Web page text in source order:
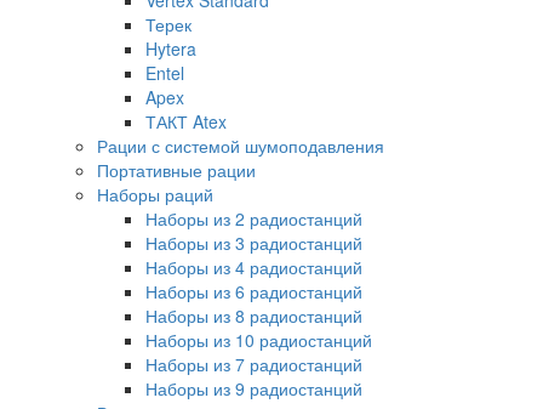
Терек
Hytera
Entel
Apex
ТАКТ Atex
Рации с системой шумоподавления
Портативные рации
Наборы раций
Наборы из 2 радиостанций
Наборы из 3 радиостанций
Наборы из 4 радиостанций
Наборы из 6 радиостанций
Наборы из 8 радиостанций
Наборы из 10 радиостанций
Наборы из 7 радиостанций
Наборы из 9 радиостанций